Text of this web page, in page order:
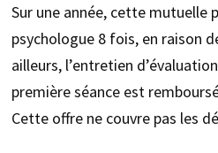
Sur une année, cette mutuelle
psychologue 8 fois, en raison
ailleurs, l’entretien
première séance est
Cette offre ne couvre pas les